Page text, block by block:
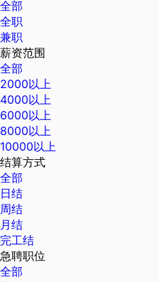
全部
全职
兼职
薪资范围
全部
2000以上
4000以上
6000以上
8000以上
10000以上
结算方式
全部
日结
周结
月结
完工结
急聘职位
全部